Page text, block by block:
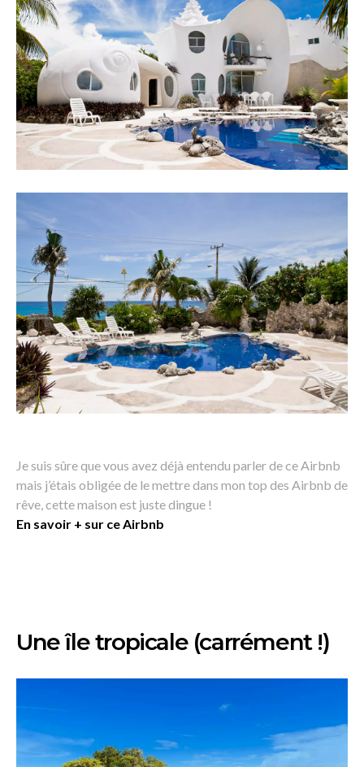
Je suis sûre que vous avez déjà entendu parler de ce Airbnb
mais j’étais obligée de le mettre dans mon top des Airbnb de
rêve, cette maison est juste dingue !
En savoir + sur ce Airbnb
Une île tropicale (carrément !)